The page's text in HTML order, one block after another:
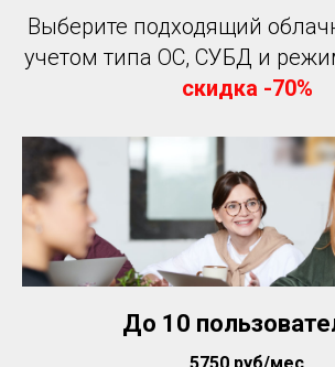
Выберите подходящий
учетом типа ОС, СУБД и
скидка -70%
До 10
5750 руб/мес